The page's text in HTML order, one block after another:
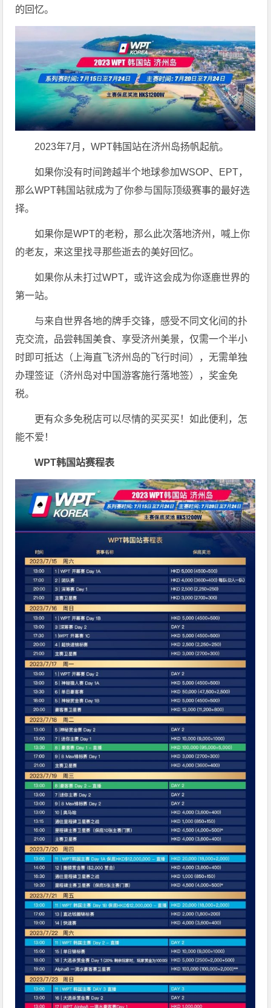
的回忆。
2023年7月，WPT韩国站在济州岛扬帆起航。
如果你没有时间跨越半个地球参加WSOP、EPT，
那么WPT韩国站就成为了你参与国际顶级赛事的最好选
择。
如果你是WPT的老粉，那么此次落地济州，喊上你
的老友，来这里找寻那些逝去的美好回忆。
如果你从未打过WPT，或许这会成为你逐鹿世界的
第一站。
与来自世界各地的牌手交锋，感受不同文化间的扑
克交流，品尝韩国美食、享受济州美景，仅需一个半小
时即可抵达（上海直飞济州岛的飞行时间），无需单独
办理签证（济州岛对中国游客施行落地签），奖金免
税。
更有众多免税店可以尽情的买买买！如此便利，怎
能不爱！
WPT韩国站赛程表